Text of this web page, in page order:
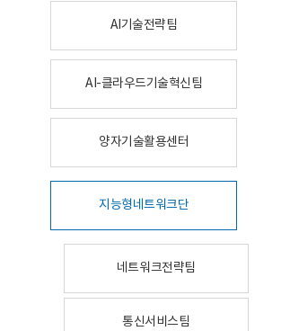
AI기술전략팀
AI-클라우드기술혁신팀
양자기술활용센터
지능형네트워크단
네트워크전략팀
통신서비스팀